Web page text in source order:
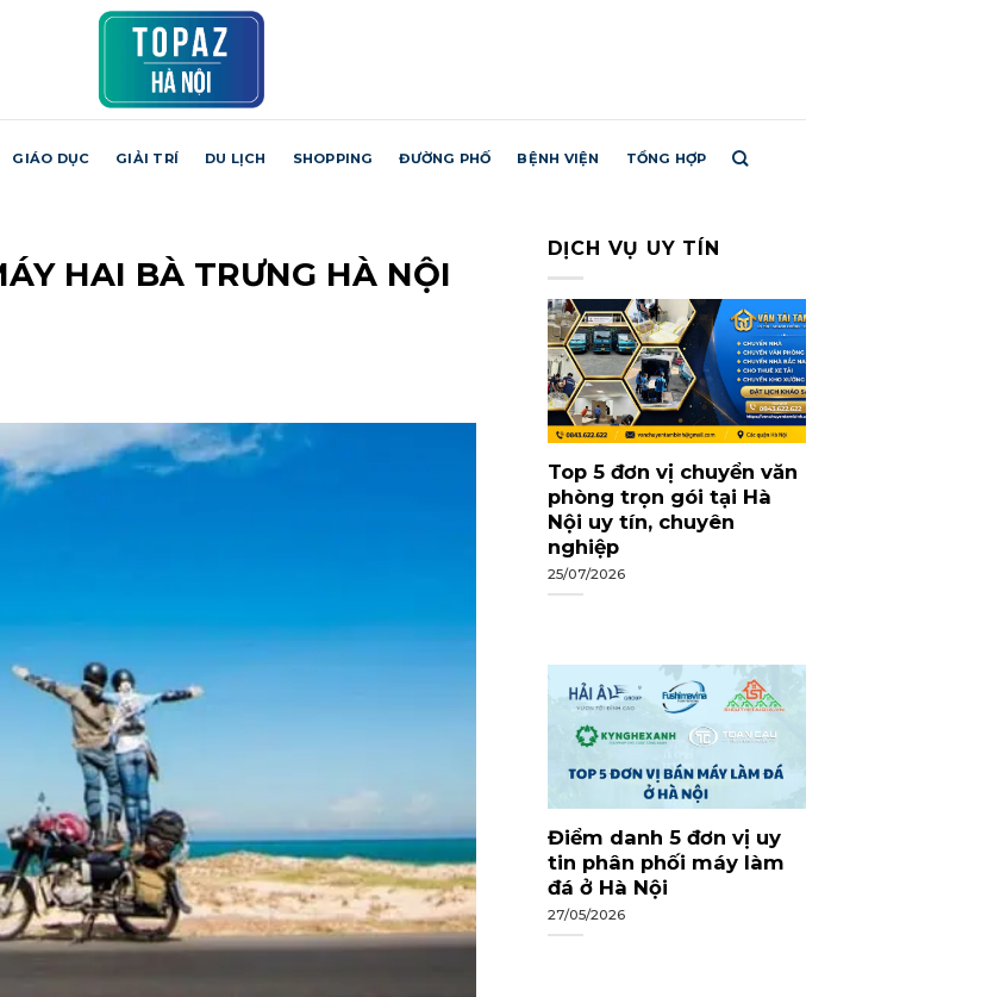
GIÁO DỤC GIẢI TRÍ DU LỊCH SHOPPING ĐƯỜNG PHỐ BỆNH VIỆN TỔNG HỢP
HAI BÀ TRƯNG HÀ NỘI
DỊCH VỤ UY TÍN
Top 5 đơn vị chuyển văn
phòng trọn gói tại Hà
Nội uy tín, chuyên
nghiệp
25/07/2026
Điểm danh 5 đơn vị uy
tin phân phối máy làm
đá ở Hà Nội
27/05/2026